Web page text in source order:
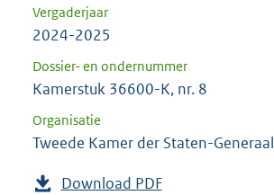
Vergaderjaar
2024-2025
Dossier- en ondernummer
Kamerstuk 36600-K, nr. 8
Organisatie
Tweede Kamer der Staten-Generaal
Download PDF